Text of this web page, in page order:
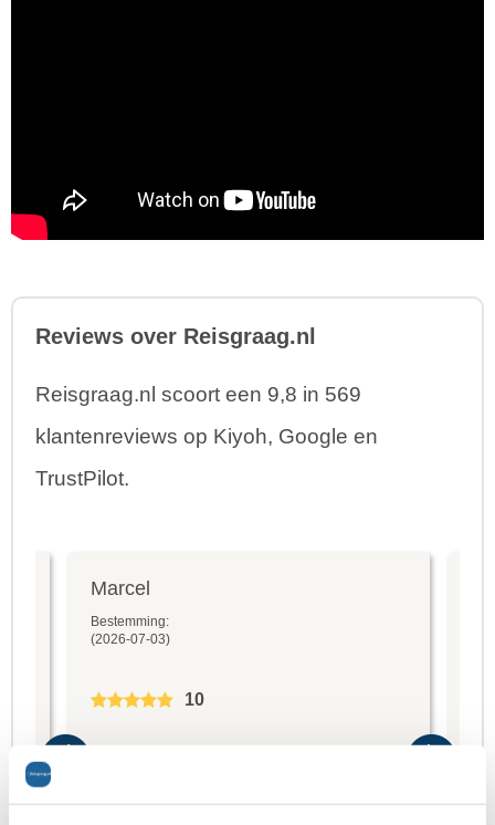
Reviews over Reisgraag.nl
Reisgraag.nl scoort een 9,8 in 569
klantenreviews op Kiyoh, Google en
TrustPilot.
Marcel
Bestemming:
(2026-07-03)
10
een fantastische vakantie mogen